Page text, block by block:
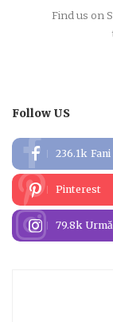
Find us on
Follow US
236.1k Fani
Pinterest
79.8k